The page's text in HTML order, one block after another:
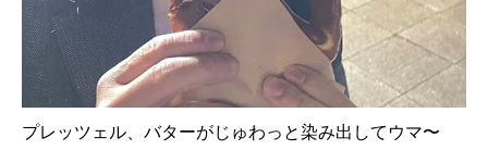
プレッツェル、バターがじゅわっと染み出してウマ〜